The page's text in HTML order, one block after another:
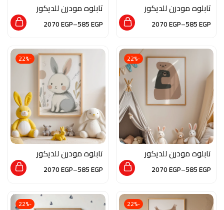
تابلوه مودرن للديكور
من الخشب الطبيعي و
الزجاج بلمسه من الفن
585EGP
–
2070EGP
تابلوه مودرن للديكور
من الخشب الطبيعي و
الزجاج بلمسه من الفن
585EGP
–
2070EGP
-22%
تابلوه مودرن للديكور
من الخشب الطبيعي و
الزجاج بلمسه من الفن
585EGP
–
2070EGP
-22%
تابلوه مودرن للديكور
من الخشب الطبيعي و
الزجاج بلمسه من الفن
585EGP
–
2070EGP
-22%
-22%